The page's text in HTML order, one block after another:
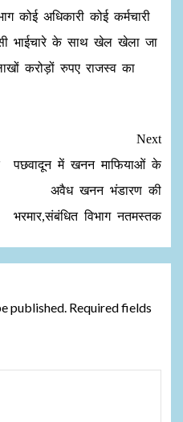
कोई अधिकारी कोई कर्मचारी
भाईचारे के साथ खेल खेला जा
करोड़ों रुपए राजस्व का
Next
पछवादून में खनन माफियाओं के
अवैध खनन भंडारण की
भरमार,संबंधित विभाग नतमस्तक
published. Required fields